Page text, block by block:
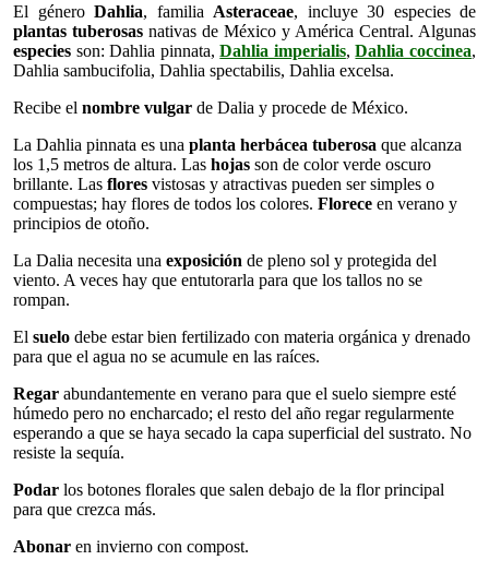
El género Dahlia, familia Asteraceae, incluye 30 especies de
plantas tuberosas nativas de México y América Central. Algunas
especies son: Dahlia pinnata,Dahlia imperialis,Dahlia coccinea,
Dahlia sambucifolia, Dahlia spectabilis, Dahlia excelsa.
Recibe el nombre vulgar de Dalia y procede de México.
La Dahlia pinnata es una planta herbácea tuberosa que alcanza
los 1,5 metros de altura. Las hojas son de color verde oscuro
brillante. Las flores vistosas y atractivas pueden ser simples o
compuestas; hay flores de todos los colores. Florece en verano y
principios de otoño.
La Dalia necesita una exposición de pleno sol y protegida del
viento. A veces hay que entutorarla para que los tallos no se
rompan.
El suelo debe estar bien fertilizado con materia orgánica y drenado
para que el agua no se acumule en las raíces.
Regar abundantemente en verano para que el suelo siempre esté
húmedo pero no encharcado; el resto del año regar regularmente
esperando a que se haya secado la capa superficial del sustrato. No
resiste la sequía.
Podar los botones florales que salen debajo de la flor principal
para que crezca más.
Abonar en invierno con compost.